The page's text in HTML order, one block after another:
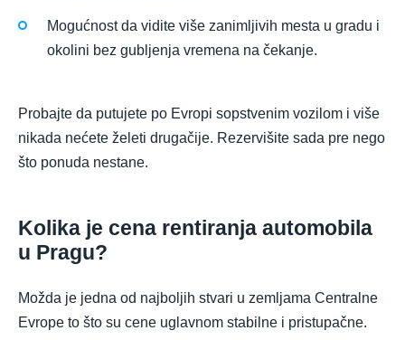
Mogućnost da vidite više zanimljivih mesta u gradu i
okolini bez gubljenja vremena na čekanje.
Probajte da putujete po Evropi sopstvenim vozilom i više
nikada nećete želeti drugačije. Rezervišite sada pre nego
što ponuda nestane.
Kolika je cena rentiranja automobila
u Pragu?
Možda je jedna od najboljih stvari u zemljama Centralne
Evrope to što su cene uglavnom stabilne i pristupačne.